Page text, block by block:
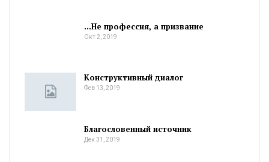
…Не профессия, а призвание
Окт 2, 2019
Конструктивный диалог
Фев 13, 2019
Благословенный источник
Дек 31, 2019